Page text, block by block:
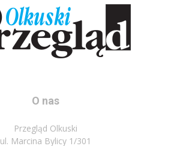
O nas
Przegląd Olkuski
ul. Marcina Bylicy 1/301